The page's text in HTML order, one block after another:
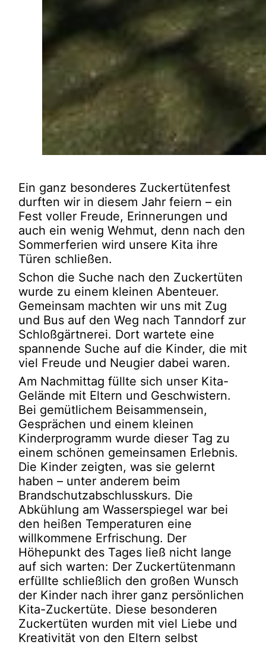
Ein ganz besonderes Zuckertütenfest
durften wir in diesem Jahr feiern – ein
Fest voller Freude, Erinnerungen und
auch ein wenig Wehmut, denn nach den
Sommerferien wird unsere Kita ihre
Türen schließen.
Schon die Suche nach den Zuckertüten
wurde zu einem kleinen Abenteuer.
Gemeinsam machten wir uns mit Zug
und Bus auf den Weg nach Tanndorf zur
Schloßgärtnerei. Dort wartete eine
spannende Suche auf die Kinder, die mit
viel Freude und Neugier dabei waren.
Am Nachmittag füllte sich unser Kita-
Gelände mit Eltern und Geschwistern.
Bei gemütlichem Beisammensein,
Gesprächen und einem kleinen
Kinderprogramm wurde dieser Tag zu
einem schönen gemeinsamen Erlebnis.
Die Kinder zeigten, was sie gelernt
haben – unter anderem beim
Brandschutzabschlusskurs. Die
Abkühlung am Wasserspiegel war bei
den heißen Temperaturen eine
willkommene Erfrischung. Der
Höhepunkt des Tages ließ nicht lange
auf sich warten: Der Zuckertütenmann
erfüllte schließlich den großen Wunsch
der Kinder nach ihrer ganz persönlichen
Kita-Zuckertüte. Diese besonderen
Zuckertüten wurden mit viel Liebe und
Kreativität von den Eltern selbst